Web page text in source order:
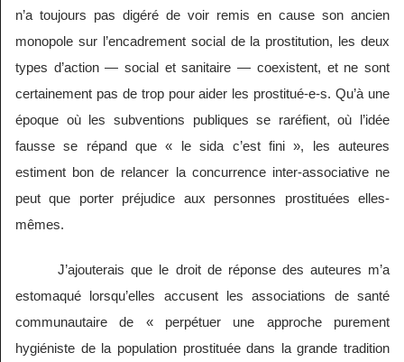
n’a toujours pas digéré de voir remis en cause son ancien
monopole sur l’encadrement social de la prostitution, les deux
types d’action — social et sanitaire — coexistent, et ne sont
certainement pas de trop pour aider les prostitué-e-s. Qu’à une
époque où les subventions publiques se raréfient, où l’idée
fausse se répand que « le sida c’est fini », les auteures
estiment bon de relancer la concurrence inter-associative ne
peut que porter préjudice aux personnes prostituées elles-
mêmes.
J’ajouterais que le droit de réponse des auteures m’a
estomaqué lorsqu’elles accusent les associations de santé
communautaire de « perpétuer une approche purement
hygiéniste de la population prostituée dans la grande tradition